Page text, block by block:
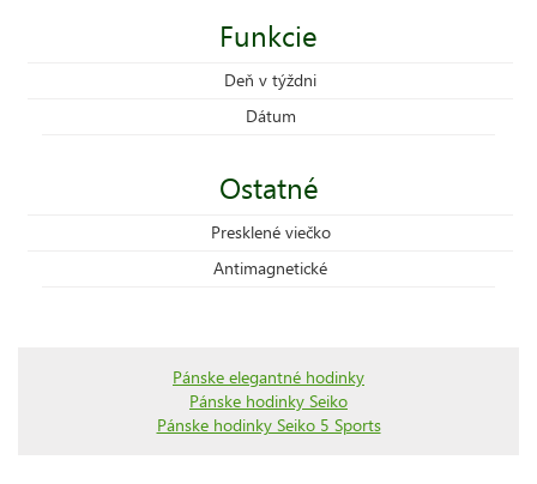
Funkcie
Deň v týždni
Dátum
Ostatné
Presklené viečko
Antimagnetické
Pánske elegantné hodinky
Pánske hodinky Seiko
Pánske hodinky Seiko 5 Sports